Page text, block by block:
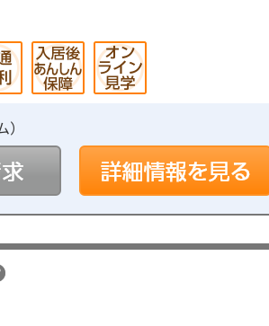
）
資料請求